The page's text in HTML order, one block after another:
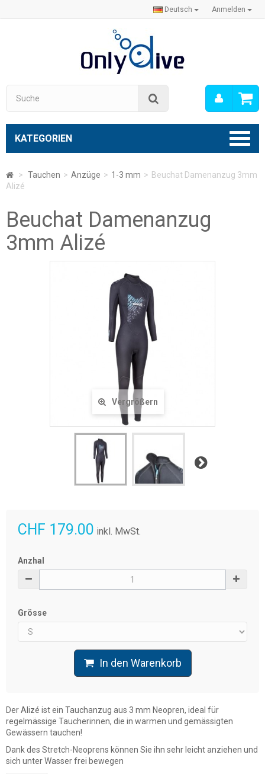
Anmelden
Deutsch
Mein
Konto
KATEGORIEN
> Tauchen > Anzüge > 1-3 mm > Beuchat Damenanzug 3mm
Alizé
Beuchat Damenanzug
3mm Alizé
Vergrößern
Weiter
CHF 179.00 inkl. MwSt.
Anzhal
Grösse
In den Warenkorb
Der Alizé ist ein Tauchanzug aus 3 mm Neopren, ideal für
regelmässige Taucherinnen, die in warmen und gemässigten
Gewässern tauchen!
Dank des Stretch-Neoprens können Sie ihn sehr leicht anziehen und
sich unter Wasser frei bewegen